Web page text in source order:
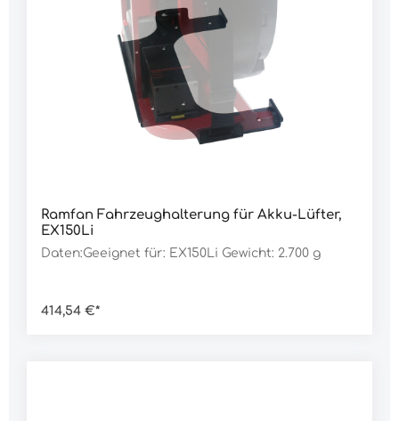
Ramfan Fahrzeughalterung für Akku-Lüfter,
EX150Li
Daten:Geeignet für: EX150Li Gewicht: 2.700 g
414,54 €*